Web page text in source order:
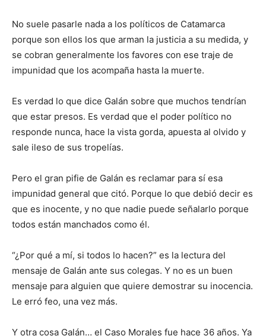
No suele pasarle nada a los políticos de Catamarca
porque son ellos los que arman la justicia a su medida, y
se cobran generalmente los favores con ese traje de
impunidad que los acompaña hasta la muerte.
Es verdad lo que dice Galán sobre que muchos tendrían
que estar presos. Es verdad que el poder político no
responde nunca, hace la vista gorda, apuesta al olvido y
sale ileso de sus tropelías.
Pero el gran pifie de Galán es reclamar para sí esa
impunidad general que citó. Porque lo que debió decir es
que es inocente, y no que nadie puede señalarlo porque
todos están manchados como él.
“¿Por qué a mí, si todos lo hacen?” es la lectura del
mensaje de Galán ante sus colegas. Y no es un buen
mensaje para alguien que quiere demostrar su inocencia.
Le erró feo, una vez más.
Y otra cosa Galán… el Caso Morales fue hace 36 años. Ya